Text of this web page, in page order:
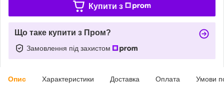
Купити з
Що таке купити з Пром?
Замовлення під захистом
Опис Характеристики Доставка Оплата Умови